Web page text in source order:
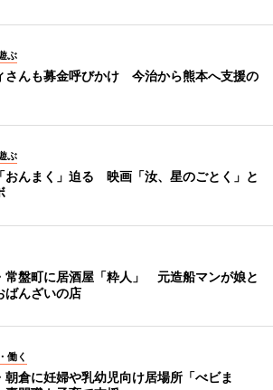
ぶ
さんも募金呼びかけ 今治から熊本へ支援の
ぶ
おんまく」迫る 映画「汝、星のごとく」と
常盤町に居酒屋「粋人」 元造船マンが娘と
ばんざいの店
働く
朝倉に妊婦や乳幼児向け居場所「べビま